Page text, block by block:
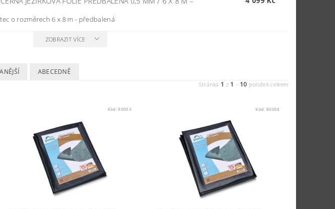
o rozměrech 6 x 8 m - předbalená
ZOBRAZIT VÍCE
ABECEDNĚ
Stránka 1 z 1 - 10 položek celkem
Kód:90003 Kód:90004